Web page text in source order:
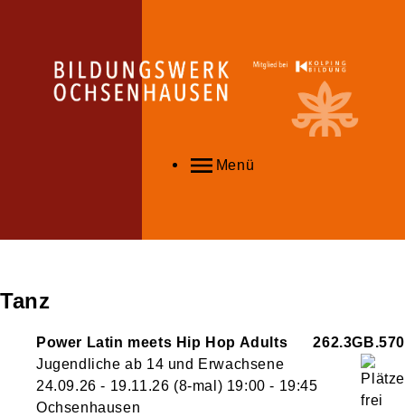
Menü
Tanz
Power Latin meets Hip Hop Adults
262.3GB.570
Jugendliche ab 14 und Erwachsene
24.09.26 - 19.11.26 (8-mal) 19:00 - 19:45
Ochsenhausen